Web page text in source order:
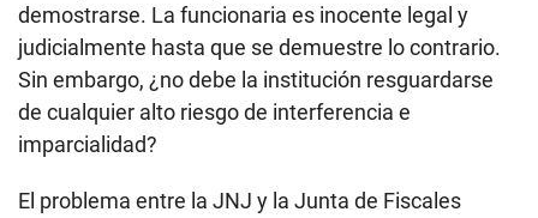
demostrarse. La funcionaria es inocente legal y
judicialmente hasta que se demuestre lo contrario.
Sin embargo, ¿no debe la institución resguardarse
de cualquier alto riesgo de interferencia e
imparcialidad?
El problema entre la JNJ y la Junta de Fiscales